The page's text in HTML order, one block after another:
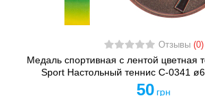
Отзывы (0)
Медаль спортивная с лентой цветная
Sport Настольный теннис C-0341
50 грн